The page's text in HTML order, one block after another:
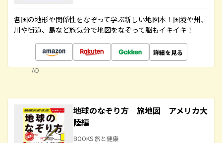
各国の地形や関係性をなぞって学ぶ新しい地図本！国境や州、
川や街道、島など旅気分で地図をなぞって脳もイキイキ！
詳細を見る
AD
地球のなぞり方 旅地図 アメリカ大
陸編
BOOKS 旅と健康